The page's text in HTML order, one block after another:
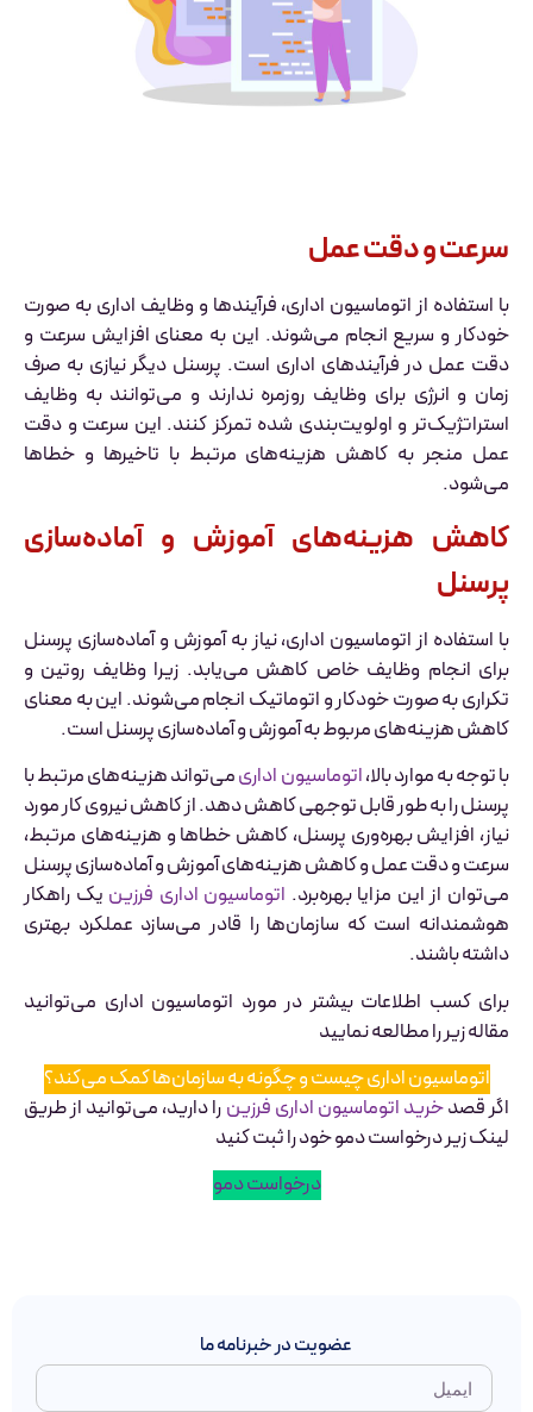
سرعت و دقت عمل
با استفاده از اتوماسیون اداری، فرآیندها و وظایف اداری به صورت
خودکار و سریع انجام می‌شوند. این به معنای افزایش سرعت و
دقت عمل در فرآیندهای اداری است. پرسنل دیگر نیازی به صرف
زمان و انرژی برای وظایف روزمره ندارند و می‌توانند به وظایف
استراتژیک‌تر و اولویت‌بندی شده تمرکز کنند. این سرعت و دقت
عمل منجر به کاهش هزینه‌های مرتبط با تاخیرها و خطاها
می‌شود.
کاهش هزینه‌های آموزش و آماده‌سازی
پرسنل
با استفاده از اتوماسیون اداری، نیاز به آموزش و آماده‌سازی پرسنل
برای انجام وظایف خاص کاهش می‌یابد. زیرا وظایف روتین و
تکراری به صورت خودکار و اتوماتیک انجام می‌شوند. این به معنای
کاهش هزینه‌های مربوط به آموزش و آماده‌سازی پرسنل است.
با توجه به موارد بالا،اتوماسیون اداریمی‌تواند هزینه‌های مرتبط با
پرسنل را به طور قابل توجهی کاهش دهد. از کاهش نیروی کار مورد
نیاز، افزایش بهره‌وری پرسنل، کاهش خطاها و هزینه‌های مرتبط،
سرعت و دقت عمل و کاهش هزینه‌های آموزش و آماده‌سازی پرسنل
می‌توان از این مزایا بهره‌برد. اتوماسیون اداری فرزین یک راهکار
هوشمندانه است که سازمان‌ها را قادر می‌سازد عملکرد بهتری
داشته باشند.
برای کسب اطلاعات بیشتر در مورد اتوماسیون اداری می‌توانید
مقاله زیر را مطالعه نمایید
اتوماسیون اداری چیست و چگونه به سازمان‌ها کمک می‌کند؟
اگر قصدخرید اتوماسیون اداری فرزینرا دارید، می‌توانید از طریق
لینک زیر درخواست دمو خود را ثبت کنید
درخواست دمو
عضویت در خبرنامه ما